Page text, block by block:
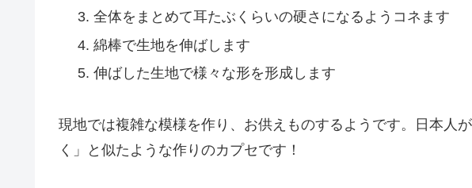
全体をまとめて耳たぶくらいの硬さになるようコネます
綿棒で生地を伸ばします
伸ばした生地で様々な形を形成します
現地では複雑な模様を作り、お供えものするようです。日本人
く」と似たような作りのカプセです！